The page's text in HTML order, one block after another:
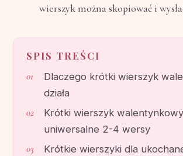
wierszyk można skopiować i
SPIS TREŚCI
Dlaczego krótki wierszyk
działa
Krótki wierszyk
uniwersalne 2-4 wersy
Krótkie wierszyki dla